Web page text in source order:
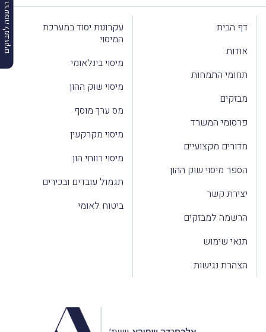
הרשמה למבזקים
דף הבית
אודות
תחומי התמחות
מבזקים
פרסומי המשרד
מדורים מקצועיים
הספר מיסוי שוק ההון
יצירת קשר
הרשמה למבזקים
תנאי שימוש
הצהרת נגישות
עקרונות יסוד במערכת
המיסוי
מיסוי בינלאומי
מיסוי שוק ההון
מס ערך מוסף
מיסוי מקרקעין
מיסוי רווחי הון
תגמול עובדים ובכירים
ביטוח לאומי